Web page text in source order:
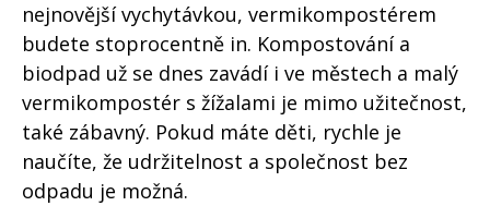
nejnovější vychytávkou, vermikompostérem
budete stoprocentně in. Kompostování a
biodpad už se dnes zavádí i ve městech a malý
vermikompostér s žížalami je mimo užitečnost,
také zábavný. Pokud máte děti, rychle je
naučíte, že udržitelnost a společnost bez
odpadu je možná.